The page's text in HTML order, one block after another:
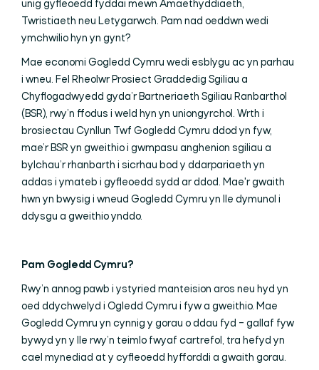
unig gyfleoedd fyddai mewn Amaethyddiaeth,
Twristiaeth neu Letygarwch. Pam nad oeddwn wedi
ymchwilio hyn yn gynt?
Mae economi Gogledd Cymru wedi esblygu ac yn parhau
i wneu. Fel Rheolwr Prosiect Graddedig Sgiliau a
Chyflogadwyedd gyda’r Bartneriaeth Sgiliau Ranbarthol
(BSR), rwy’n ffodus i weld hyn yn uniongyrchol. Wrth i
brosiectau Cynllun Twf Gogledd Cymru ddod yn fyw,
mae’r BSR yn gweithio i gwmpasu anghenion sgiliau a
bylchau’r rhanbarth i sicrhau bod y ddarpariaeth yn
addas i ymateb i gyfleoedd sydd ar ddod. Mae'r gwaith
hwn yn bwysig i wneud Gogledd Cymru yn lle dymunol i
ddysgu a gweithio ynddo.
Pam Gogledd Cymru?
Rwy’n annog pawb i ystyried manteision aros neu hyd yn
oed ddychwelyd i Ogledd Cymru i fyw a gweithio. Mae
Gogledd Cymru yn cynnig y gorau o ddau fyd – gallaf fyw
bywyd yn y lle rwy’n teimlo fwyaf cartrefol, tra hefyd yn
cael mynediad at y cyfleoedd hyfforddi a gwaith gorau.